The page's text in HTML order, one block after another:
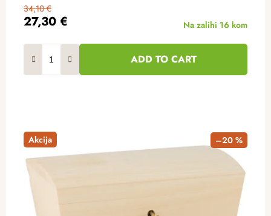
27,30 €
34,10 €
Na zalihi 16 kom
ADD TO CART
Akcija –20 %